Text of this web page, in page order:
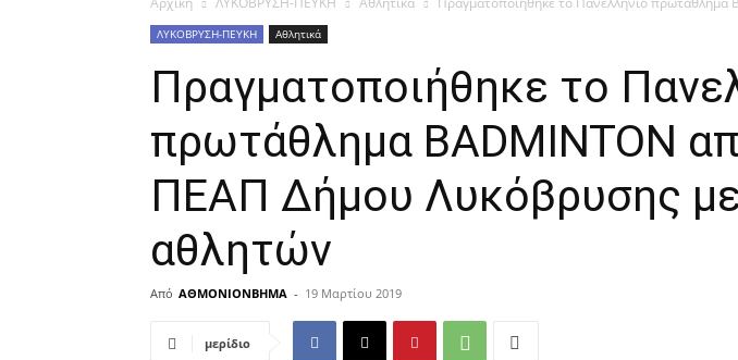
ΛΥΚΟΒΡΥΣΗ-ΠΕΥΚΗ Αθλητικά
Πραγματοποιήθηκε το
πρωτάθλημα BADMINTON
ΠΕΑΠ Δήμου Λυκόβρυσης
αθλητών
Από ΑΘΜΟΝΙΟΝΒΗΜΑ - 19 Μαρτίου 2019
μερίδιο